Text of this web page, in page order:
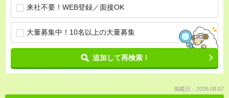
来社不要！WEB登録／面接OK
大量募集中！10名以上の大量募集
追加して再検索！
掲載日：2026.08.07